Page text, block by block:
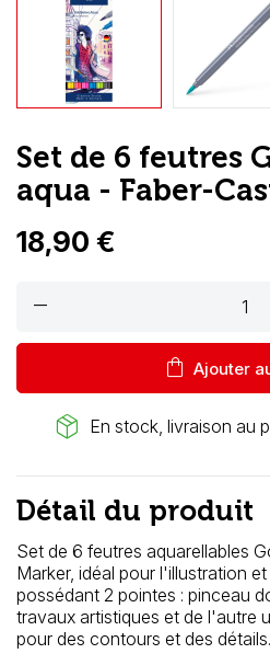
Set de 6 feutres
aqua - Faber-
18,90 €
remove
shopping_bag Ajouter
package_2 En stock, livraison au
Détail du produit
Set de 6 feutres aquarellables
Marker, idéal pour l'illustration
possédant 2 pointes : pinceau
travaux artistiques et de l'autre
pour des contours et des détails.